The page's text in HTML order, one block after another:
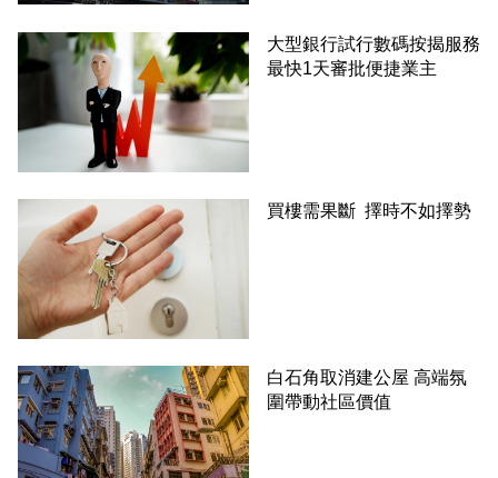
大型銀行試行數碼按揭服務
最快1天審批便捷業主
買樓需果斷 擇時不如擇勢
白石角取消建公屋 高端氛
圍帶動社區價值